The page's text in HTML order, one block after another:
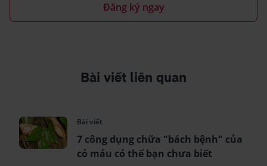
Đăng ký ngay
Bài viết liên quan
Bài viết
7 công dụng chữa "bách bệnh" của
cỏ máu có thể bạn chưa biết